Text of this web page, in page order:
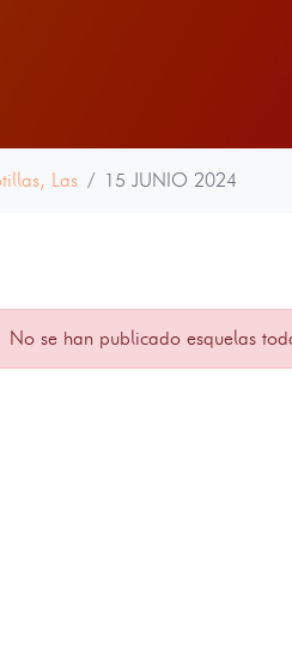
Las 15 JUNIO 2024
No se han publicado esquelas